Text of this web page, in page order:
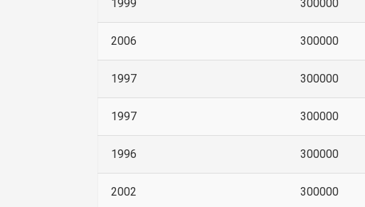
1999 300000
2006 300000
1997 300000
1997 300000
1996 300000
2002 300000